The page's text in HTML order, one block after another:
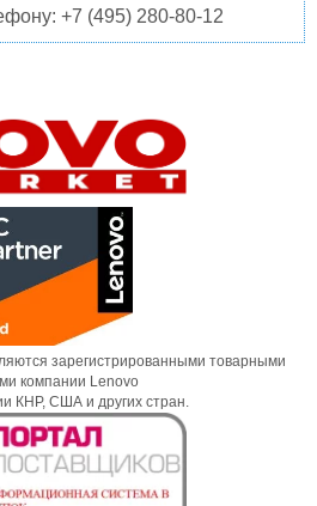
+7 (495) 280-80-12
зарегистрированными товарными
компании Lenovo
КНР, США и других стран.